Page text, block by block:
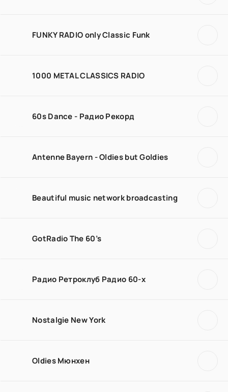
FUNKY RADIO only Classic Funk
1000 METAL CLASSICS RADIO
60s Dance - Радио Рекорд
Antenne Bayern - Oldies but Goldies
Beautiful music network broadcasting
GotRadio The 60’s
Радио Ретроклуб Радио 60-х
Nostalgie New York
Oldies Мюнхен